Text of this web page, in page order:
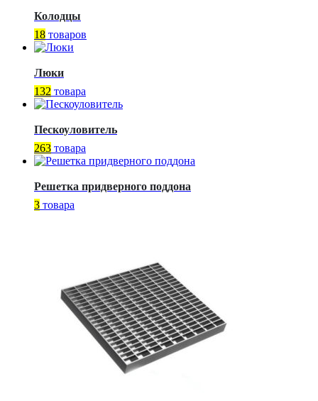
Колодцы
18 товаров
Люки
132 товара
Пескоуловитель
263 товара
Решетка придверного поддона
3 товара